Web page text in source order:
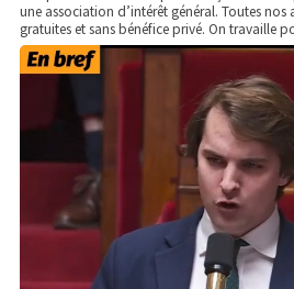
une association d’intérêt général. Toutes nos
gratuites et sans bénéfice privé. On travaille